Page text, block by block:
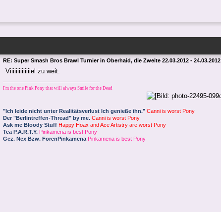
RE: Super Smash Bros Brawl Turnier in Oberhaid, die Zweite 22.03.2012 - 24.03.2012
Viiiiiiiiiiiiiiel zu weit.
I'm the one Pink Pony that will always Smile for the Dead
"Ich leide nicht unter Realitätsverlust Ich genieße ihn." Canni is worst Pony
Der "Berlintreffen-Thread" by me. Canni is worst Pony
Ask me Bloody Stuff Happy Hoax and Ace Artistry are worst Pony
Tea P.A.R.T.Y. Pinkamena is best Pony
Gez. Nex Bzw. ForenPinkamena Pinkamena is best Pony